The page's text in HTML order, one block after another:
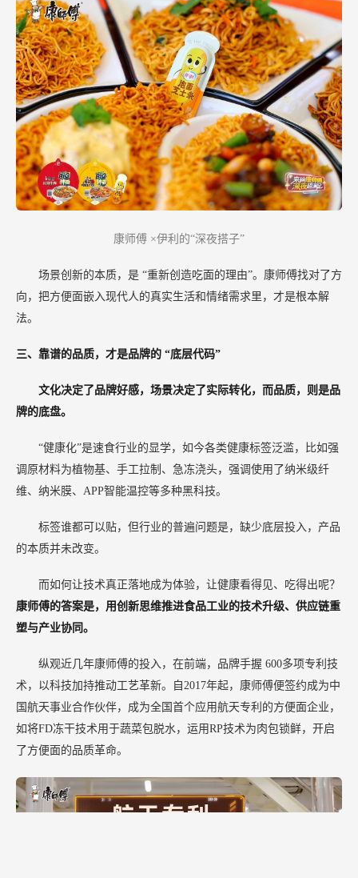
康师傅 ×伊利的“深夜搭子”
场景创新的本质，是 “重新创造吃面的理由”。康师傅找对了方
向，把方便面嵌入现代人的真实生活和情绪需求里，才是根本解
法。
三、靠谱的品质，才是品牌的 “底层代码”
文化决定了品牌好感，场景决定了实际转化，而品质，则是品
牌的底盘。
“健康化”是速食行业的显学，如今各类健康标签泛滥，比如强
调原材料为植物基、手工拉制、急冻浇头，强调使用了纳米级纤
维、纳米膜、APP智能温控等多种黑科技。
标签谁都可以贴，但行业的普遍问题是，缺少底层投入，产品
的本质并未改变。
而如何让技术真正落地成为体验，让健康看得见、吃得出呢？
康师傅的答案是，用创新思维推进食品工业的技术升级、供应链重
塑与产业协同。
纵观近几年康师傅的投入，在前端，品牌手握 600多项专利技
术，以科技加持推动工艺革新。自2017年起，康师傅便签约成为中
国航天事业合作伙伴，成为全国首个应用航天专利的方便面企业，
如将FD冻干技术用于蔬菜包脱水，运用RP技术为肉包锁鲜，开启
了方便面的品质革命。